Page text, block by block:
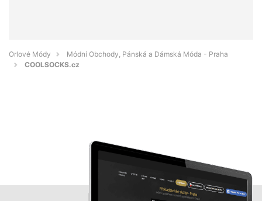
Orlové Módy
Módní Obchody, Pánská a Dámská Móda - Praha
COOLSOCKS.cz